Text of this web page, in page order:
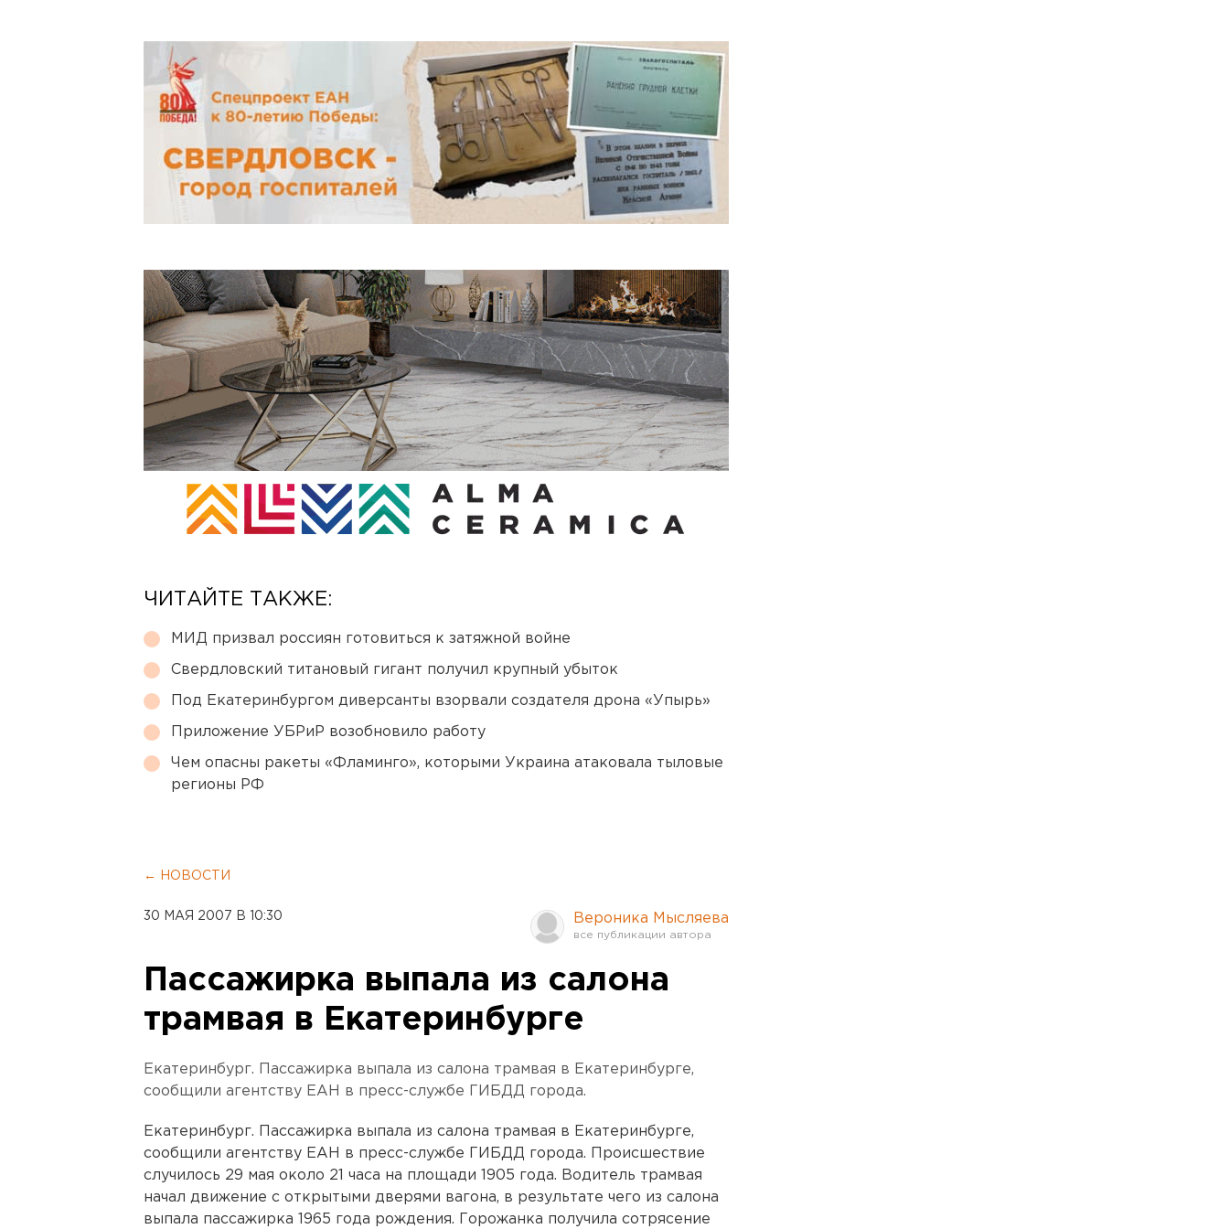
ЧИТАЙТЕ ТАКЖЕ:
МИД призвал россиян готовиться к затяжной войне
Свердловский титановый гигант получил крупный убыток
Под Екатеринбургом диверсанты взорвали создателя дрона «Упырь»
Приложение УБРиР возобновило работу
Чем опасны ракеты «Фламинго», которыми Украина атаковала тыловые
регионы РФ
← НОВОСТИ
30 МАЯ 2007 В 10:30 Вероника Мысляева
Пассажирка выпала из салона
трамвая в Екатеринбурге
Екатеринбург. Пассажирка выпала из салона трамвая в Екатеринбурге,
сообщили агентству ЕАН в пресс-службе ГИБДД города.
Екатеринбург. Пассажирка выпала из салона трамвая в Екатеринбурге,
сообщили агентству ЕАН в пресс-службе ГИБДД города. Происшествие
случилось 29 мая около 21 часа на площади 1905 года. Водитель трамвая
начал движение с открытыми дверями вагона, в результате чего из салона
выпала пассажирка 1965 года рождения. Горожанка получила сотрясение